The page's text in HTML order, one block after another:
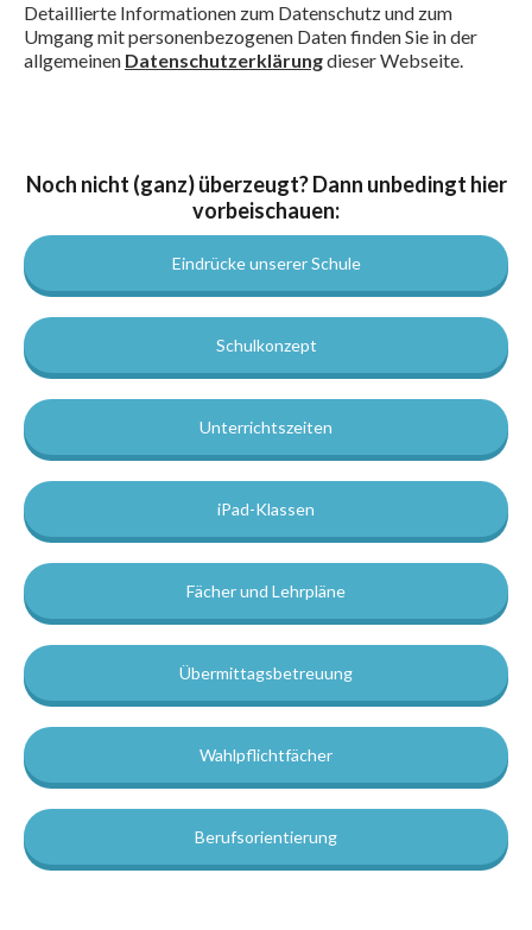
Detaillierte Informationen zum Datenschutz und zum
Umgang mit personenbezogenen Daten finden Sie in der
allgemeinen Datenschutzerklärungdieser Webseite.
Noch nicht (ganz) überzeugt? Dann unbedingt hier
vorbeischauen:
Eindrücke unserer Schule
Schulkonzept
Unterrichtszeiten
iPad-Klassen
Fächer und Lehrpläne
Übermittagsbetreuung
Wahlpflichtfächer
Berufsorientierung